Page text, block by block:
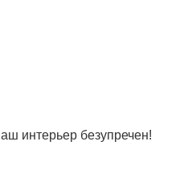
интерьер безупречен!